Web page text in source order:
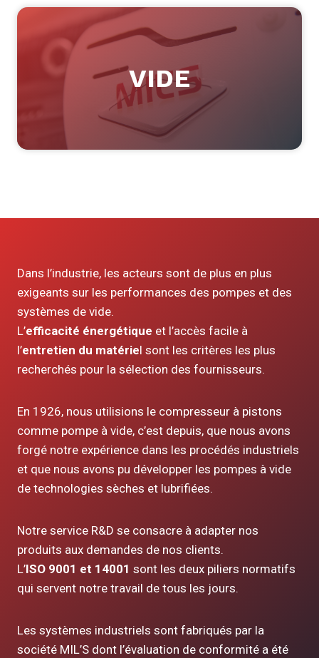
VIDE
Dans l’industrie, les acteurs sont de plus en plus
exigeants sur les performances des pompes et des
systèmes de vide.
L’efficacité énergétique et l’accès facile à
l’entretien du matériel sont les critères les plus
recherchés pour la sélection des fournisseurs.
En 1926, nous utilisions le compresseur à pistons
comme pompe à vide, c’est depuis, que nous avons
forgé notre expérience dans les procédés industriels
et que nous avons pu développer les pompes à vide
de technologies sèches et lubrifiées.
Notre service R&D se consacre à adapter nos
produits aux demandes de nos clients.
L’ISO 9001 et 14001 sont les deux piliers normatifs
qui servent notre travail de tous les jours.
Les systèmes industriels sont fabriqués par la
société MIL’S dont l’évaluation de conformité a été